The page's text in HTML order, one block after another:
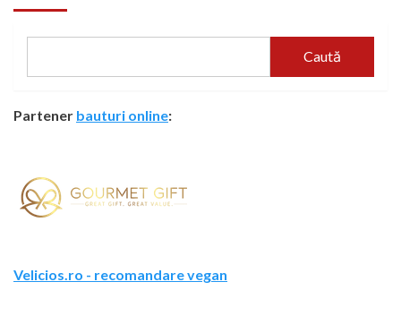
Caută
Partener bauturi online:
Velicios.ro - recomandare vegan